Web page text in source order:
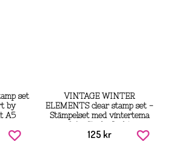
set
by
A5
VINTAGE WINTER
ELEMENTS clear stamp set -
Stämpelset med vintertema
från Studio Light
125 kr